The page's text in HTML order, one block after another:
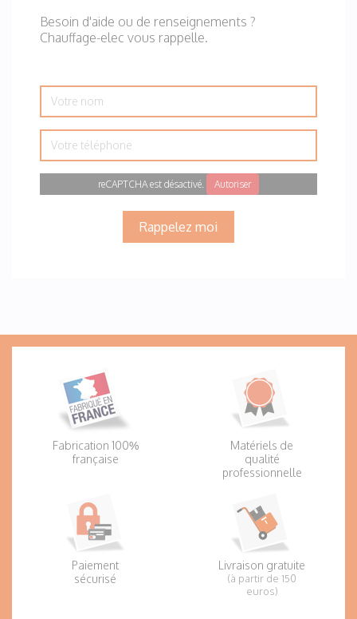
Besoin d'aide ou de renseignements ?
Chauffage-elec vous rappelle.
Votre
nom
Votre
téléphone
reCAPTCHA est désactivé. Autoriser
Rappelez moi
Fabrication 100%
française
Matériels de
qualité
professionnelle
Paiement
sécurisé
Livraison gratuite
(à partir de 150
euros)